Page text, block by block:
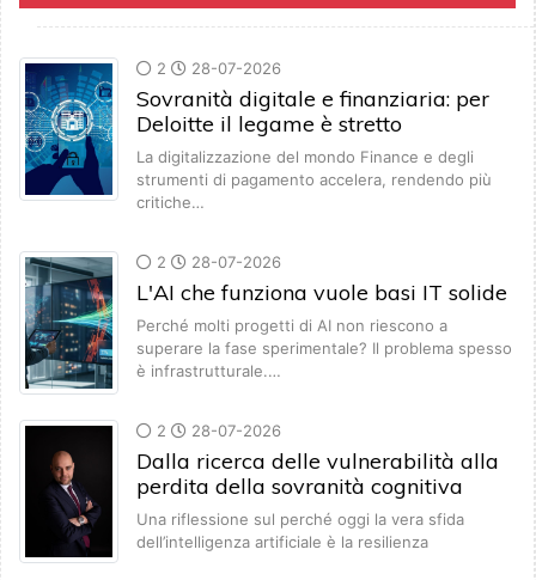
2 28-07-2026
Sovranità digitale e finanziaria: per
Deloitte il legame è stretto
La digitalizzazione del mondo Finance e degli
strumenti di pagamento accelera, rendendo più
critiche…
2 28-07-2026
L'AI che funziona vuole basi IT solide
Perché molti progetti di AI non riescono a
superare la fase sperimentale? Il problema spesso
è infrastrutturale.…
2 28-07-2026
Dalla ricerca delle vulnerabilità alla
perdita della sovranità cognitiva
Una riflessione sul perché oggi la vera sfida
dell’intelligenza artificiale è la resilienza